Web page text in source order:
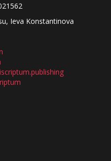
Ieva Konstantinova